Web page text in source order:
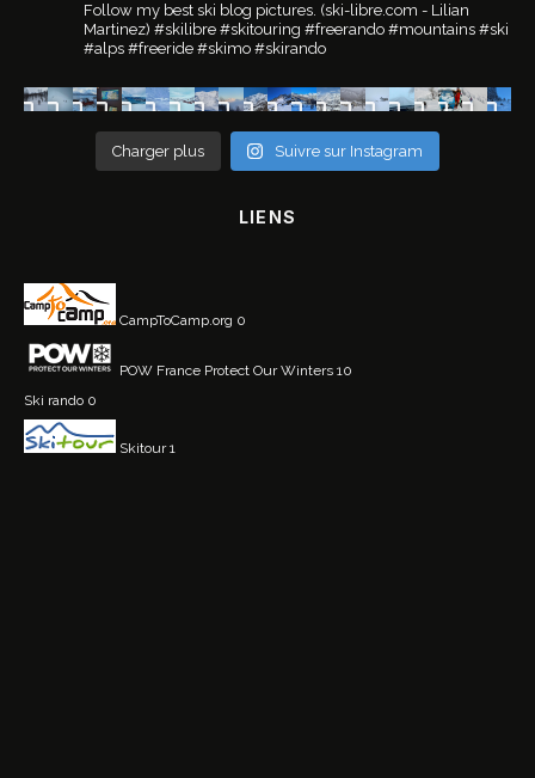
Follow my best ski blog pictures. (ski-libre.com - Lilian
Martinez) #skilibre #skitouring #freerando #mountains #ski
#alps #freeride #skimo #skirando
Charger plus Suivre sur Instagram
LIENS
CampToCamp.org 0
POW France Protect Our Winters 10
Ski rando 0
Skitour1